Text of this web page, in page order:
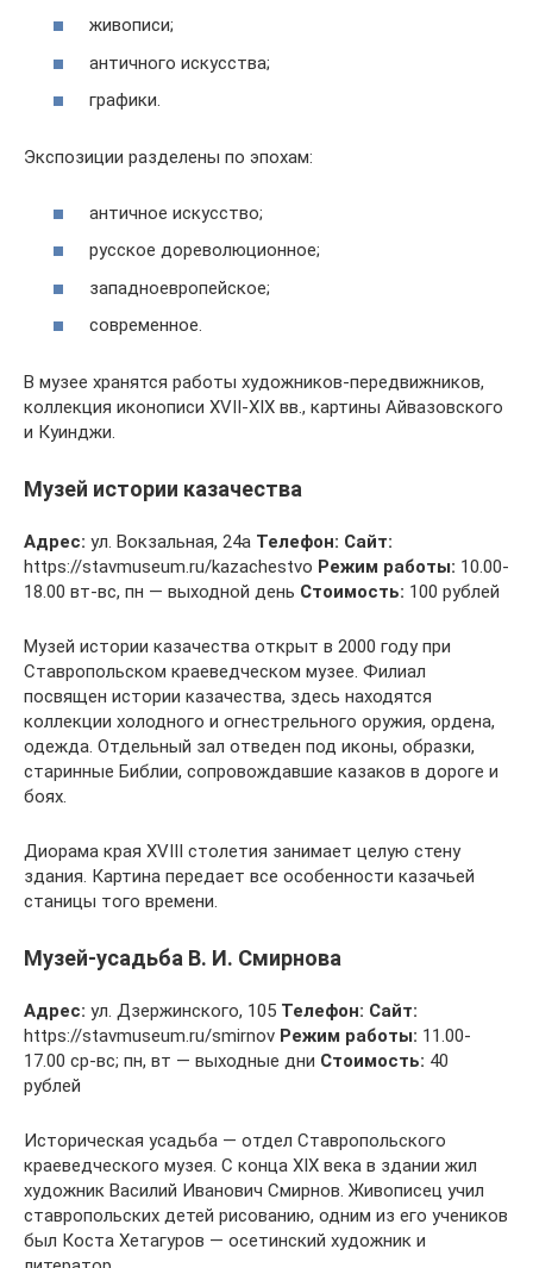
живописи;
античного искусства;
графики.
Экспозиции разделены по эпохам:
античное искусство;
русское дореволюционное;
западноевропейское;
современное.
В музее хранятся работы художников-передвижников,
коллекция иконописи XVII-XIX вв., картины Айвазовского
и Куинджи.
Музей истории казачества
Адрес: ул. Вокзальная, 24а Телефон: Сайт:
https://stavmuseum.ru/kazachestvo Режим работы: 10.00-
18.00 вт-вс, пн — выходной день Стоимость: 100 рублей
Музей истории казачества открыт в 2000 году при
Ставропольском краеведческом музее. Филиал
посвящен истории казачества, здесь находятся
коллекции холодного и огнестрельного оружия, ордена,
одежда. Отдельный зал отведен под иконы, образки,
старинные Библии, сопровождавшие казаков в дороге и
боях.
Диорама края XVIII столетия занимает целую стену
здания. Картина передает все особенности казачьей
станицы того времени.
Музей-усадьба В. И. Смирнова
Адрес: ул. Дзержинского, 105 Телефон: Сайт:
https://stavmuseum.ru/smirnov Режим работы: 11.00-
17.00 ср-вс; пн, вт — выходные дни Стоимость: 40
рублей
Историческая усадьба — отдел Ставропольского
краеведческого музея. С конца XIX века в здании жил
художник Василий Иванович Смирнов. Живописец учил
ставропольских детей рисованию, одним из его учеников
был Коста Хетагуров — осетинский художник и